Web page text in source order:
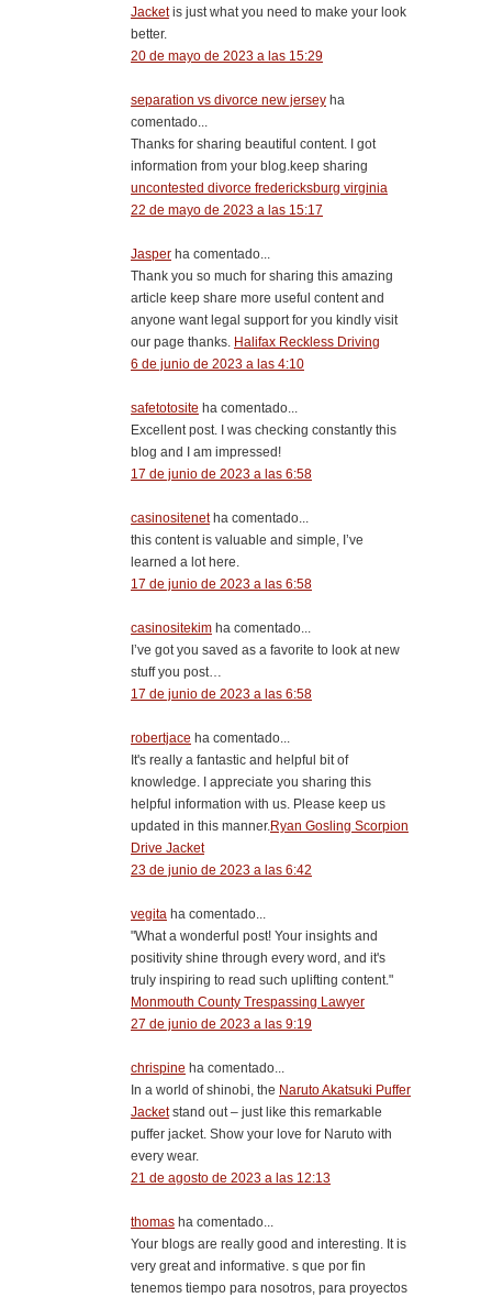
Jacketis just what you need to make your look
better.
20 de mayo de 2023 a las 15:29
separation vs divorce new jersey ha
comentado...
Thanks for sharing beautiful content. I got
information from your blog.keep sharing
uncontested divorce fredericksburg virginia
22 de mayo de 2023 a las 15:17
Jasper ha comentado...
Thank you so much for sharing this amazing
article keep share more useful content and
anyone want legal support for you kindly visit
our page thanks. Halifax Reckless Driving
6 de junio de 2023 a las 4:10
safetotosite ha comentado...
Excellent post. I was checking constantly this
blog and I am impressed!
17 de junio de 2023 a las 6:58
casinositenetha comentado...
this content is valuable and simple, I’ve
learned a lot here.
17 de junio de 2023 a las 6:58
casinositekim ha comentado...
I’ve got you saved as a favorite to look at new
stuff you post…
17 de junio de 2023 a las 6:58
robertjace ha comentado...
It's really a fantastic and helpful bit of
knowledge. I appreciate you sharing this
helpful information with us. Please keep us
updated in this manner.Ryan Gosling Scorpion
Drive Jacket
23 de junio de 2023 a las 6:42
vegita ha comentado...
"What a wonderful post! Your insights and
positivity shine through every word, and it's
truly inspiring to read such uplifting content."
Monmouth County Trespassing Lawyer
27 de junio de 2023 a las 9:19
chrispine ha comentado...
In a world of shinobi, the Naruto Akatsuki Puffer
Jacketstand out – just like this remarkable
puffer jacket. Show your love for Naruto with
every wear.
21 de agosto de 2023 a las 12:13
thomas ha comentado...
Your blogs are really good and interesting. It is
very great and informative. s que por fin
tenemos tiempo para nosotros, para proyectos